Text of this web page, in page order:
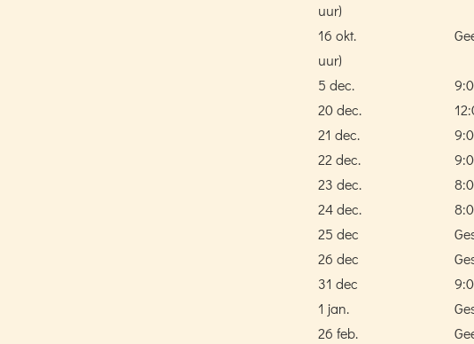
uur)
16 okt.
uur)
5 dec.
20 dec.
21 dec.
22 dec.
23 dec.
24 dec.
25 dec
26 dec
31 dec
1 jan.
26 feb.